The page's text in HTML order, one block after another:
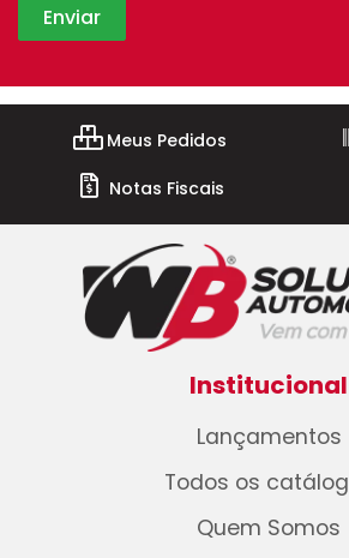
Meus Pedidos
Notas Fiscais
Institucional
Lançamentos
Todos os
Quem Somos